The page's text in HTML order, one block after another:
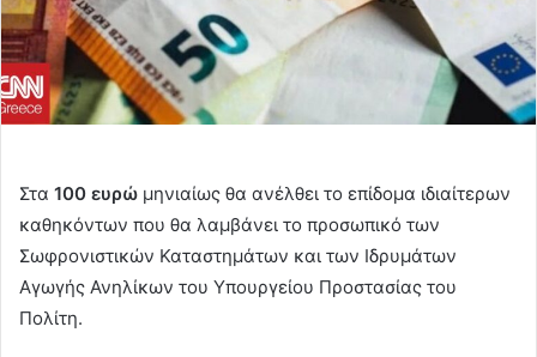
Στα 100 ευρώ μηνιαίως θα ανέλθει το επίδομα ιδιαίτερων
καθηκόντων που θα λαμβάνει το προσωπικό των
Σωφρονιστικών Καταστημάτων και των Ιδρυμάτων
Αγωγής Ανηλίκων του Υπουργείου Προστασίας του
Πολίτη.